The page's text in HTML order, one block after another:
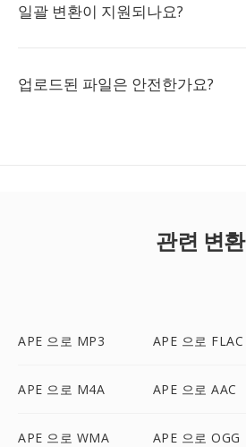
일괄 변환이 지원되나요?
업로드된 파일은 안전한가요?
관련 변환
APE 으로 MP3 APE 으로 FLAC
APE 으로 M4A APE 으로 AAC
APE 으로 WMA APE 으로 OGG